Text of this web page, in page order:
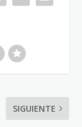
SIGUIENTE